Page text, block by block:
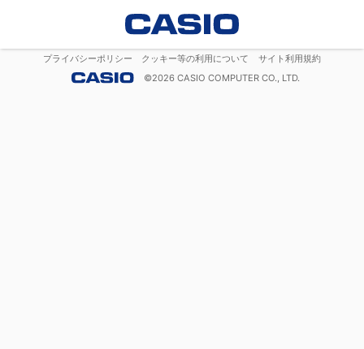
プライバシーポリシー クッキー等の利用について
サイト利用規約
©2026 CASIO COMPUTER CO., LTD.